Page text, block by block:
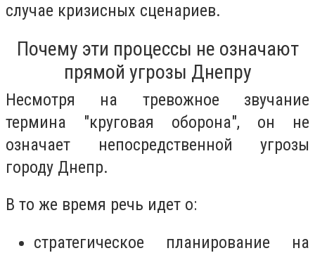
случае кризисных сценариев.
Почему эти процессы не означают
прямой угрозы Днепру
Несмотря на тревожное звучание
термина "круговая оборона", он не
означает непосредственной угрозы
городу Днепр.
В то же время речь идет о:
стратегическое планирование на